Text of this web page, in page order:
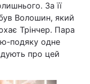
За її
Волошин, який
Трінчер. Пара
подяку одне
про цей